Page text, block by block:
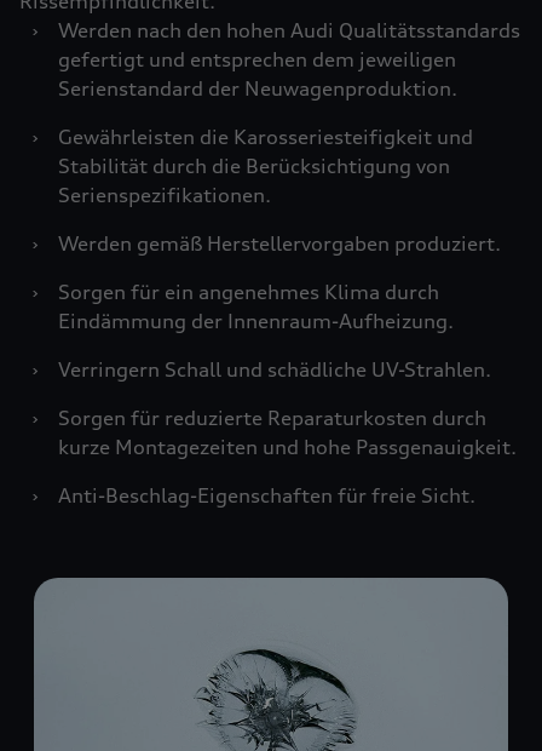
›
Werden nach den hohen Audi Qualitätsstandards
gefertigt und entsprechen dem jeweiligen
Serienstandard der Neuwagenproduktion.
›
Gewährleisten die Karosseriesteifigkeit und
Stabilität durch die Berücksichtigung von
Serienspezifikationen.
›
Werden gemäß Herstellervorgaben produziert.
›
Sorgen für ein angenehmes Klima durch
Eindämmung der Innenraum-Aufheizung.
›
Verringern Schall und schädliche UV-Strahlen.
›
Sorgen für reduzierte Reparaturkosten durch
kurze Montagezeiten und hohe Passgenauigkeit.
›
Anti-Beschlag-Eigenschaften für freie Sicht.